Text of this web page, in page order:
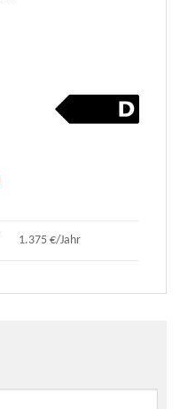
1.375 €/Jahr
(Jahresdurchschnitt